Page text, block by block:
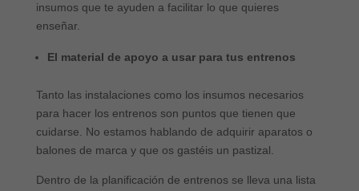
insumos que te ayuden a facilitar lo que quieres
enseñar.
El material de apoyo a usar para tus entrenos
Tanto las instalaciones como los insumos necesarios
para hacer los entrenos son puntos que tienen que
cuidarse. No estamos hablando de adquirir aparatos o
balones de marca y que os gastéis un pastizal.
Dentro de la planificación de entrenos se lleva una lista